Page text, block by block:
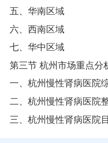
五、华南区域
六、西南区域
七、华中区域
第三节 杭州市场重点分
一、杭州慢性肾病医院
二、杭州慢性肾病医院
三、杭州慢性肾病医院